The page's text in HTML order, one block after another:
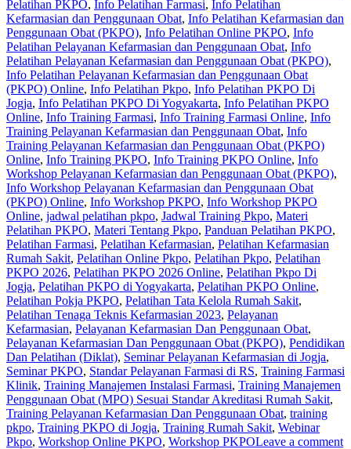
Pelatihan PKPO, Info Pelatihan Farmasi, Info Pelatihan
Kefarmasian dan Penggunaan Obat, Info Pelatihan Kefarmasian dan
Penggunaan Obat (PKPO), Info Pelatihan Online PKPO, Info
Pelatihan Pelayanan Kefarmasian dan Penggunaan Obat, Info
Pelatihan Pelayanan Kefarmasian dan Penggunaan Obat (PKPO),
Info Pelatihan Pelayanan Kefarmasian dan Penggunaan Obat
(PKPO) Online, Info Pelatihan Pkpo, Info Pelatihan PKPO Di
Jogja, Info Pelatihan PKPO Di Yogyakarta, Info Pelatihan PKPO
Online, Info Training Farmasi, Info Training Farmasi Online, Info
Training Pelayanan Kefarmasian dan Penggunaan Obat, Info
Training Pelayanan Kefarmasian dan Penggunaan Obat (PKPO)
Online, Info Training PKPO, Info Training PKPO Online, Info
Workshop Pelayanan Kefarmasian dan Penggunaan Obat (PKPO),
Info Workshop Pelayanan Kefarmasian dan Penggunaan Obat
(PKPO) Online, Info Workshop PKPO, Info Workshop PKPO
Online, jadwal pelatihan pkpo, Jadwal Training Pkpo, Materi
Pelatihan PKPO, Materi Tentang Pkpo, Panduan Pelatihan PKPO,
Pelatihan Farmasi, Pelatihan Kefarmasian, Pelatihan Kefarmasian
Rumah Sakit, Pelatihan Online Pkpo, Pelatihan Pkpo, Pelatihan
PKPO 2026, Pelatihan PKPO 2026 Online, Pelatihan Pkpo Di
Jogja, Pelatihan PKPO di Yogyakarta, Pelatihan PKPO Online,
Pelatihan Pokja PKPO, Pelatihan Tata Kelola Rumah Sakit,
Pelatihan Tenaga Teknis Kefarmasian 2023, Pelayanan
Kefarmasian, Pelayanan Kefarmasian Dan Penggunaan Obat,
Pelayanan Kefarmasian Dan Penggunaan Obat (PKPO), Pendidikan
Dan Pelatihan (Diklat), Seminar Pelayanan Kefarmasian di Jogja,
Seminar PKPO, Standar Pelayanan Farmasi di RS, Training Farmasi
Klinik, Training Manajemen Instalasi Farmasi, Training Manajemen
Penggunaan Obat (MPO) Sesuai Standar Akreditasi Rumah Sakit,
Training Pelayanan Kefarmasian Dan Penggunaan Obat, training
pkpo, Training PKPO di Jogja, Training Rumah Sakit, Webinar
Pkpo, Workshop Online PKPO, Workshop PKPOLeave a comment